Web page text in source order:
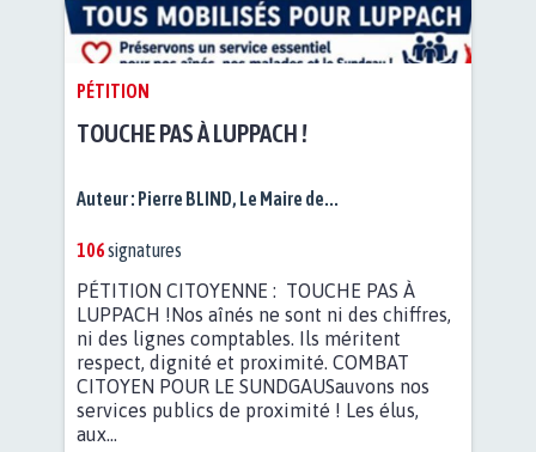
PÉTITION
TOUCHE PAS À LUPPACH !
Auteur : Pierre BLIND, Le Maire de...
106signatures
PÉTITION CITOYENNE : TOUCHE PAS À
LUPPACH !Nos aînés ne sont ni des chiffres,
ni des lignes comptables. Ils méritent
respect, dignité et proximité. COMBAT
CITOYEN POUR LE SUNDGAUSauvons nos
services publics de proximité ! Les élus,
aux...